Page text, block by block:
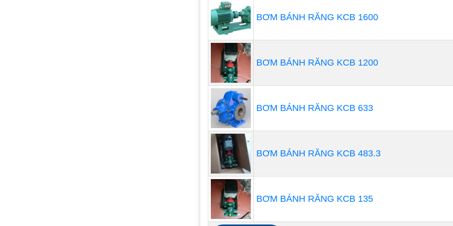
Có vô số hoá chất cần được sử dụng trong các hệ thống xử
các đặc điểm xử lý và thực hiện duy nhất phải tuân theo thư,
chắn rằng họ đã chọn công nghệ bơm định lượng thích hợp
Với ý nghĩ đó, họ phải nhận thức được rằng không có giải
lượng. Trên thực tế, việc tạo ra các hoạt động xử lý hóa chất
an toàn nhất trong xử lý nước thải rất có thể sẽ yêu cầu sử
BƠM BÁNH RĂNG KCB 1600
BƠM BÁNH RĂNG KCB 1200
BƠM BÁNH RĂNG KCB 633
BƠM BÁNH RĂNG KCB 483.3
BƠM BÁNH RĂNG KCB 135